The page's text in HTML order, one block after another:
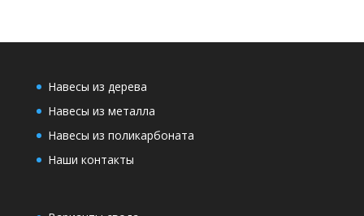
Навесы из дерева
Навесы из металла
Навесы из поликарбоната
Наши контакты